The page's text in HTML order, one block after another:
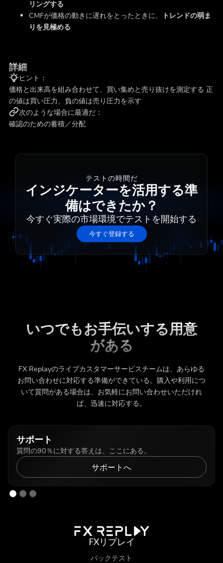
リングする
CMFが価格の動きに遅れをとったときに、
トレンドの弱ま
りを見極める
詳細
ヒント：
価格と出来高を組み合わせて、買い集めと売り抜けを測定する 正
の値は買い圧力、負の値は売り圧力を示す
次のような場合に最適だ：
確認のための蓄積／分配
テストの時間だ
インジケーターを活用する準
備はできたか？
今すぐ実際の市場環境でテストを開始する
今すぐ登録する
いつでもお手伝いする用意
がある
FX Replayのライブカスタマーサービスチームは、あらゆる
お問い合わせに対応する準備ができている。購入や利用につ
いて質問がある場合は、お気軽にお問い合わせいただけれ
ば、迅速に対応する。
サポート
質問の90％に対する答えは、ここにある。
サポートへ
FXリプレイ
バックテスト